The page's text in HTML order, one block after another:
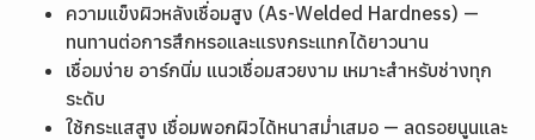
ความแข็งผิวหลังเชื่อมสูง (As-Welded Hardness) —
ทนทานต่อการสึกหรอและแรงกระแทกได้ยาวนาน
เชื่อมง่าย อาร์กนิ่ม แนวเชื่อมสวยงาม เหมาะสำหรับช่างทุก
ระดับ
ใช้กระแสสูง เชื่อมพอกผิวได้หนาสม่ำเสมอ — ลดรอยนูนและ